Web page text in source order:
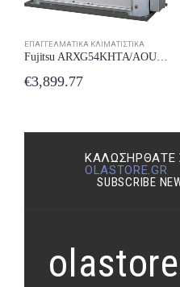
ΕΠΑΓΓΕΛΜΑΤΙΚΆ ΚΛΙΜΑΤΙΣΤΙΚΆ
Fujitsu ARXG54KHTA/AOUG54KBTB Επαγγελματικό Κλιματιστικό Inverter Καναλάτο 45000 BTU με Ψυκτικό Υγρό R32
€3,899.77
ΚΑΛΩΣΉΡΘΑΤΕ
OLASTORE.GR
SUBSCRIBE